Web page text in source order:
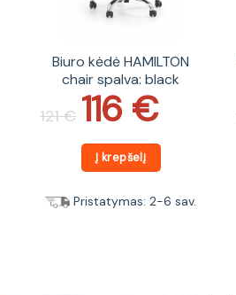
Biuro kėdė HAMILTON
chair spalva: black
121€
Original
price
was: 116 €
Current
price
is:
Į krepšelį
Pristatymas: 2-6 sav.